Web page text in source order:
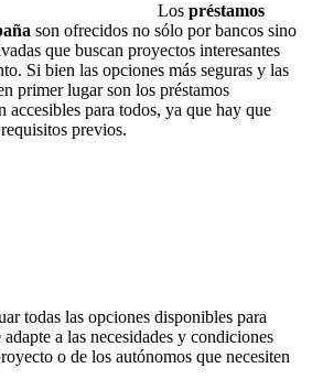
Los préstamos
son ofrecidos no sólo por bancos sino
que buscan proyectos interesantes
Si bien las opciones más seguras y las
primer lugar son los préstamos
accesibles para todos, ya que hay que
previos.
todas las opciones disponibles para
a las necesidades y condiciones
o de los autónomos que necesiten